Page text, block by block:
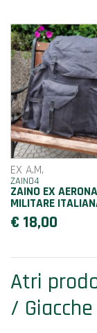
EX A.M.
ZAINO4
ZAINO EX
MILITARE
€ 18,00
Atri
/